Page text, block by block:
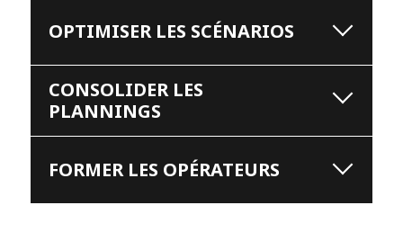
OPTIMISER LES SCÉNARIOS
CONSOLIDER LES
PLANNINGS
FORMER LES OPÉRATEURS